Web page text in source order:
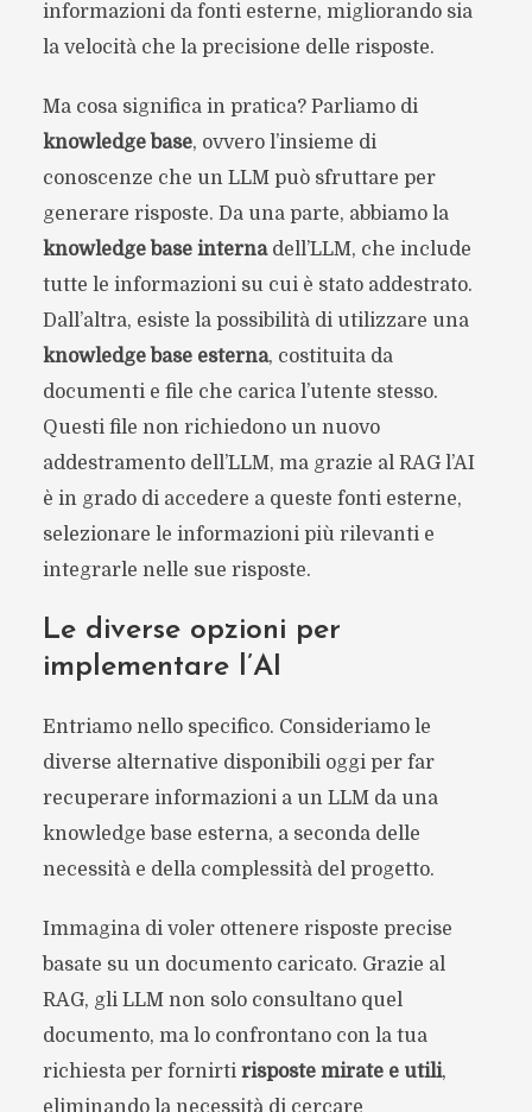
informazioni da fonti esterne, migliorando sia
la velocità che la precisione delle risposte.
Ma cosa significa in pratica? Parliamo di
knowledge base, ovvero l’insieme di
conoscenze che un LLM può sfruttare per
generare risposte. Da una parte, abbiamo la
knowledge base internadell’LLM, che include
tutte le informazioni su cui è stato addestrato.
Dall’altra, esiste la possibilità di utilizzare una
knowledge base esterna, costituita da
documenti e file che carica l’utente stesso.
Questi file non richiedono un nuovo
addestramento dell’LLM, ma grazie al RAG l’AI
è in grado di accedere a queste fonti esterne,
selezionare le informazioni più rilevanti e
integrarle nelle sue risposte.
Le diverse opzioni per
implementare l’AI
Entriamo nello specifico. Consideriamo le
diverse alternative disponibili oggi per far
recuperare informazioni a un LLM da una
knowledge base esterna, a seconda delle
necessità e della complessità del progetto.
Immagina di voler ottenere risposte precise
basate su un documento caricato. Grazie al
RAG, gli LLM non solo consultano quel
documento, ma lo confrontano con la tua
richiesta per fornirti risposte mirate e utili,
eliminando la necessità di cercare